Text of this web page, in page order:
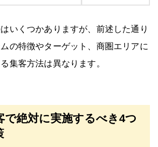
いくつかありますが、前述した通り
の特徴やターゲット、商圏エリアに
集客方法は異なります。
で絶対に実施するべき4つ